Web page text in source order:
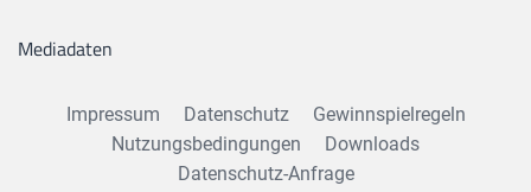
Mediadaten
Impressum Datenschutz
Gewinnspielregeln
Nutzungsbedingungen
Downloads
Datenschutz-Anfrage